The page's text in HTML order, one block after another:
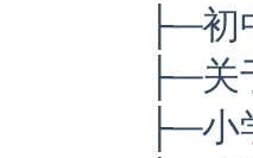
├─初
├─关
├─小